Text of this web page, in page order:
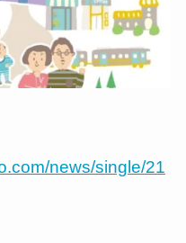
news/single/21